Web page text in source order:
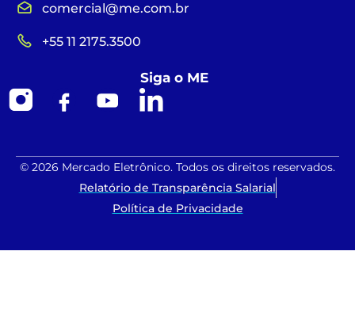
comercial@me.com.br
+55 11 2175.3500
Siga o ME
© 2026 Mercado Eletrônico. Todos os direitos reservados.
Relatório de Transparência Salarial
Política de Privacidade